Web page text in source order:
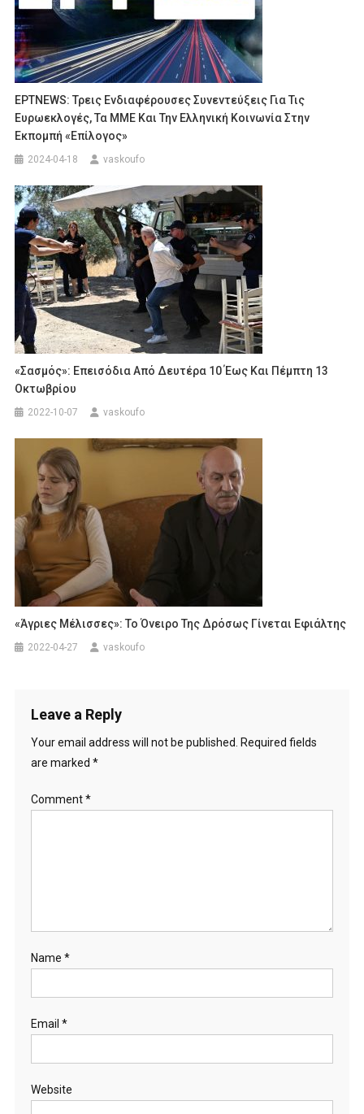
ΕΡΤNEWS: Τρεις Ενδιαφέρουσες Συνεντεύξεις Για Τις
Ευρωεκλογές, Τα ΜΜΕ Και Την Ελληνική Κοινωνία Στην
Εκπομπή «Επίλογος»
2024-04-18 vaskoufo
«Σασμός»: Επεισόδια Από Δευτέρα 10 Έως Και Πέμπτη 13
Οκτωβρίου
2022-10-07 vaskoufo
«Άγριες Μέλισσες»: Το Όνειρο Της Δρόσως Γίνεται Εφιάλτης
2022-04-27 vaskoufo
Leave a Reply
Your email address will not be published.
Required fields
are marked *
Comment*
Name *
Email *
Website